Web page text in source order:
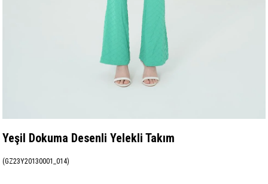
Yeşil Dokuma Desenli Yelekli Takım
(GZ23Y20130001_014)